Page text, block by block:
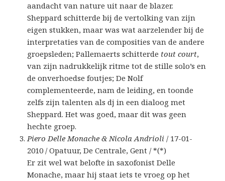
aandacht van nature uit naar de blazer.
Sheppard schitterde bij de vertolking van zijn
eigen stukken, maar was wat aarzelender bij de
interpretaties van de composities van de andere
groepsleden; Pallemaerts schitterde tout court,
van zijn nadrukkelijk ritme tot de stille solo’s en
de onverhoedse foutjes; De Nolf
complementeerde, nam de leiding, en toonde
zelfs zijn talenten als dj in een dialoog met
Sheppard. Het was goed, maar dit was geen
hechte groep.
Piero Delle Monache & Nicola Andrioli / 17-01-
2010 / Opatuur, De Centrale, Gent / *(*)
Er zit wel wat belofte in saxofonist Delle
Monache, maar hij staat iets te vroeg op het